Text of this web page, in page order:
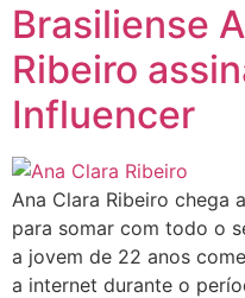
Brasiliense
Ribeiro
Influencer
Ana Clara Ribeiro chega
para somar com todo o
a jovem de 22 anos
a internet durante o